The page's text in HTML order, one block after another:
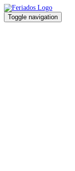
Toggle navigation